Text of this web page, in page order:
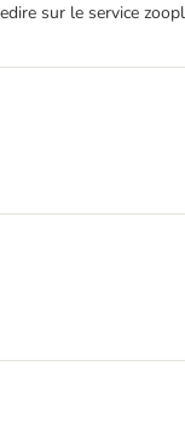
sur le service